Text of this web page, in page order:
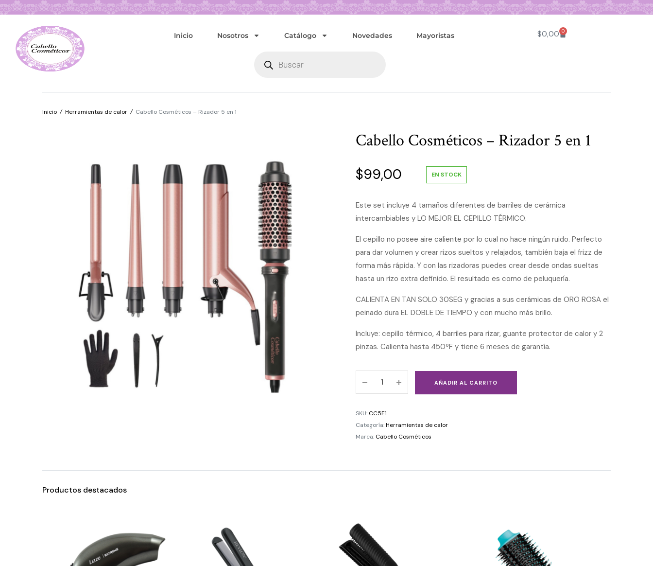
Inicio Nosotros Catálogo Novedades Mayoristas $0,00 0
Inicio / Herramientas de calor / Cabello Cosméticos – Rizador 5 en 1
Cabello Cosméticos – Rizador 5 en 1
$99,00 EN STOCK
Este set incluye 4 tamaños diferentes de barriles de cerámica
intercambiables y LO MEJOR EL CEPILLO TÉRMICO.
El cepillo no posee aire caliente por lo cual no hace ningún ruido. Perfecto
para dar volumen y crear rizos sueltos y relajados, también baja el frizz de
forma más rápida. Y con las rizadoras puedes crear desde ondas sueltas
hasta un rizo extra definido. El resultado es como de peluquería.
CALIENTA EN TAN SOLO 30SEG y gracias a sus cerámicas de ORO ROSA el
peinado dura EL DOBLE DE TIEMPO y con mucho más brillo.
Incluye: cepillo térmico, 4 barriles para rizar, guante protector de calor y 2
pinzas. Calienta hasta 450ºF y tiene 6 meses de garantía.
AÑADIR AL CARRITO
SKU: CC5E1
Categoría:Herramientas de calor
Marca: Cabello Cosméticos
Productos destacados